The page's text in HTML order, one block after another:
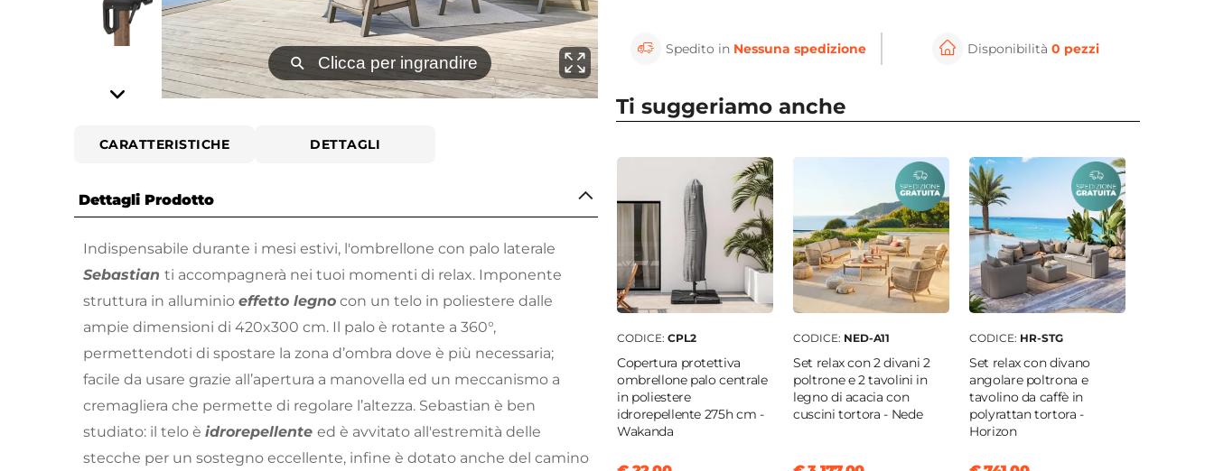
⚲ Clicca per ingrandire Clicca per ingrandire
CARATTERISTICHE DETTAGLI
Dettagli Prodotto
Indispensabile durante i mesi estivi, l'ombrellone con palo laterale
Sebastian ti accompagnerà nei tuoi momenti di relax. Imponente
struttura in alluminio effetto legno con un telo in poliestere dalle
ampie dimensioni di 420x300 cm. Il palo è rotante a 360°,
permettendoti di spostare la zona d’ombra dove è più necessaria;
facile da usare grazie all’apertura a manovella ed un meccanismo a
cremagliera che permette di regolare l’altezza. Sebastian è ben
studiato: il telo è idrorepellente ed è avvitato all'estremità delle
stecche per un sostegno eccellente, infine è dotato anche del camino
Spedito in Nessuna spedizione Disponibilità 0 pezzi
Ti suggeriamo anche
CODICE: CPL2
Copertura protettiva
ombrellone palo centrale
in poliestere
idrorepellente 275h cm -
Wakanda
CODICE: NED-A11
Set relax con 2 divani 2
poltrone e 2 tavolini in
legno di acacia con
cuscini tortora - Nede
CODICE: HR-STG
Set relax con divano
angolare poltrona e
tavolino da caffè in
polyrattan tortora -
Horizon